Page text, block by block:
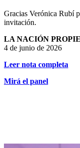
Gracias Verónica Rubí
invitación.
LA NACIÓN
4 de junio de 2026
Leer nota completa
Mirá el panel